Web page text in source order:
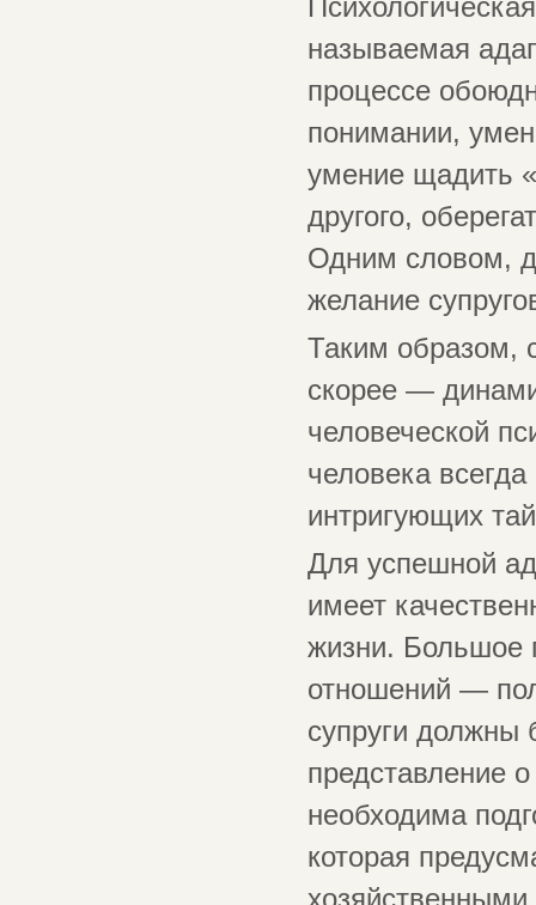
называемая
процессе
понимании,
умение щадить
другого,
Одним словом,
желание
Таким образом,
скорее —
человеческой
человека
интригующих
Для успешной
имеет
жизни. Большое
отношений —
супруги должны
представление
необходима
которая